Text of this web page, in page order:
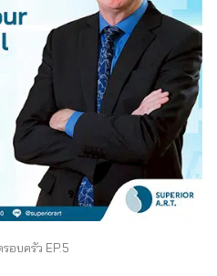
อบครัว EP.5